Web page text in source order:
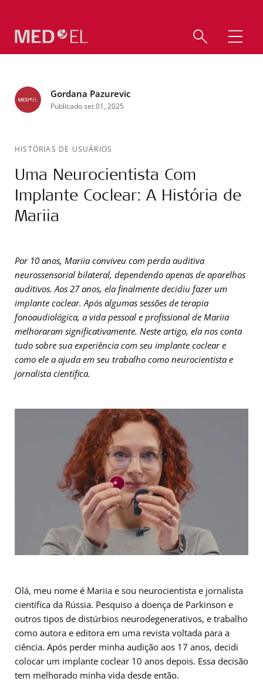
Gordana Pazurevic
Publicado set 01, 2025
HISTÓRIAS DE USUÁRIOS
Uma Neurocientista Com
Implante Coclear: A História de
Mariia
Por 10 anos, Mariia conviveu com perda auditiva
neurossensorial bilateral, dependendo apenas de aparelhos
auditivos. Aos 27 anos, ela finalmente decidiu fazer um
implante coclear. Após algumas sessões de terapia
fonoaudiológica, a vida pessoal e profissional de Mariia
melhoraram significativamente. Neste artigo, ela nos conta
tudo sobre sua experiência com seu implante coclear e
como ele a ajuda em seu trabalho como neurocientista e
jornalista científica.
Olá, meu nome é Mariia e sou neurocientista e jornalista
científica da Rússia. Pesquiso a doença de Parkinson e
outros tipos de distúrbios neurodegenerativos, e trabalho
como autora e editora em uma revista voltada para a
ciência. Após perder minha audição aos 17 anos, decidi
colocar um implante coclear 10 anos depois. Essa decisão
tem melhorado minha vida desde então.